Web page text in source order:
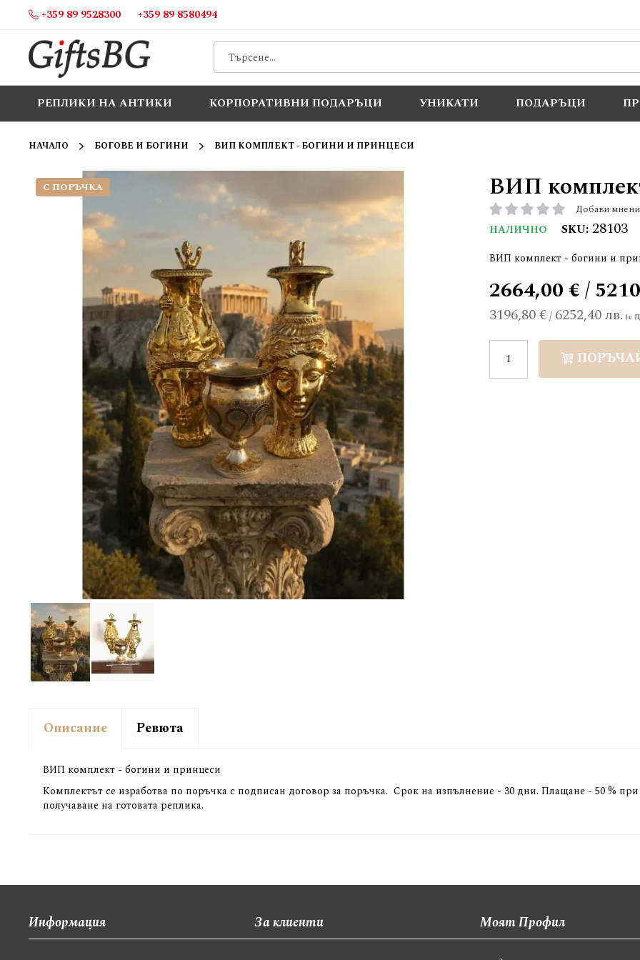
Прескачане
съдържанието
+359 89 9528300 +359 89 8580494
РЕПЛИКИ НА АНТИКИ КОРПОРАТИВНИ ПОДАРЪЦИ УНИКАТИ ПОДАРЪЦИ
НАЧАЛО БОГОВЕ И БОГИНИ ВИП КОМПЛЕКТ - БОГИНИ И ПРИНЦЕСИ
ВИП
рейтинг: Добави
НАЛИЧНО SKU 28103
ВИП комплект - богини и
3196,80 €/ 6252,40 лв.
2664,00 € /
С ПОРЪЧКА
Описание
ВИП комплект - богини и принцеси
Комплектът се изработва по поръчка с подписан договор за поръчка. Срок на изпълнение - 30 дни. Плащане - 50 %
получаване на готовата реплика.
Ревюта
Информация За клиенти Моят Профил